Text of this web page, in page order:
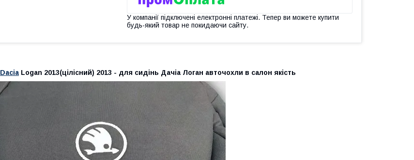
У компанії підключені електронні платежі. Тепер ви можете купити
будь-який товар не покидаючи сайту.
Dacia Logan 2013(цілісний) 2013 - для сидінь Дачіа Логан авточохли в салон якість